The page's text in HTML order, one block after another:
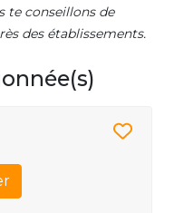
te conseillons de
des établissements.